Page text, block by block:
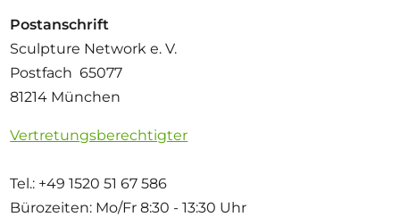
Postanschrift
Sculpture Network e. V.
Postfach 65077
81214 München
Vertretungsberechtigter
Tel.: +49 1520 51 67 586
Bürozeiten: Mo/Fr 8:30 - 13:30 Uhr